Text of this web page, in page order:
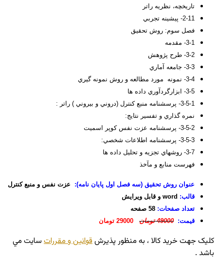
تاریخچه، نظریه راتر
2-11- پيشينه تجربي
فصل سوم: روش تحقيق
3-1- مقدمه
3-2- طرح پژوهش
3-3- جامعه آماري
3-4- نمونه مورد مطالعه و روش نمونه گيري
3-5- ابزارگردآوري داده ها
3-5-1- پرسشنامه منبع كنترل (دروني و بيروني ) راتر :
نمره گذاري و تفسير نتايج:
3-5-2- پرسشنامه عزت نفس كوپر اسميت
3-5-3- پرسشنامه اطلاعات شخصي:
3-7- روشهاي تجزيه و تحليل داده ها
فهرست منابع و مآخذ
عنوان روش تحقیق (سه فصل اول پایان نامه): عزت نفس و منبع كنترل
قالب:
تعداد صفحات:
قیمت: 49000 تومان 29000 تومان
کليک جهت خريد کالا ، به منظور پذيرشقوانين و مقررات سايت مي
باشد .